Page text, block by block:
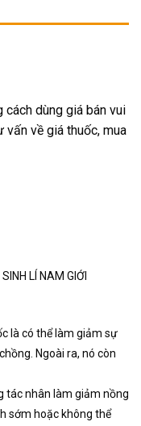
dùng giá bán vui
về giá thuốc, mua
LÍ NAM GIỚI
là có thể làm giảm sự
Ngoài ra, nó còn
tác nhân làm giảm nồng
sớm hoặc không thể